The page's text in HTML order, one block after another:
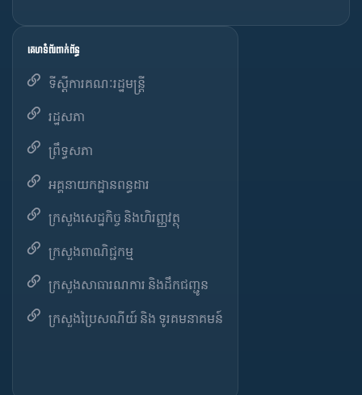
គេហទំព័រពាក់ព័ន្ធ
ទីស្តីការគណៈរដ្ឋមន្ត្រី
រដ្ឋសភា
ព្រឹទ្ធសភា
អគ្គនាយកដ្ឋានពន្ធដារ
ក្រសួងសេដ្ឋកិច្ច និងហិរញ្ញវត្ថុ
ក្រសួងពាណិជ្ជកម្ម
ក្រសួងសាធារណការ និងដឹកជញ្ជូន
ក្រសួងប្រៃសណីយ៍ និង ទូរគមនាគមន៍